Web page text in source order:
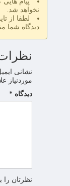
نخواهد شد.
لطفا از
دیدگاه شما
نشانی
موردنیاز
دیدگاه *
نظرتان را